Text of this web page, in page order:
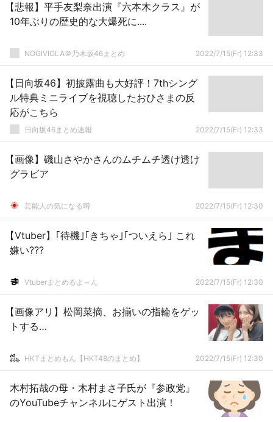
【悲報】平手友梨奈出演『六本木クラス』が
10年ぶりの歴史的な大爆死に....
NOGIVIOLA＠乃木坂46まとめ 2022/7/15(Fr) 12:33
【日向坂46】初披露曲も大好評！7thシング
ル特典ミニライブを視聴したおひさまの反
応がこちら
日向坂46まとめ速報 2022/7/15(Fr) 12:33
【画像】磯山さやかさんのムチムチ透け透け
グラビア
芸能人の気になる噂 2022/7/15(Fr) 12:30
【Vtuber】｢待機｣｢きちゃ｣｢ついえら｣ これ
嫌い???
Vtuberまとめるよ～ん 2022/7/15(Fr) 12:30
【画像アリ】松岡菜摘、お揃いの指輪をゲッ
トする…
HKTまとめもん【HKT48のまとめ】 2022/7/15(Fr) 12:30
木村拓哉の母・木村まさ子氏が『参政党』
のYouTubeチャンネルにゲスト出演！